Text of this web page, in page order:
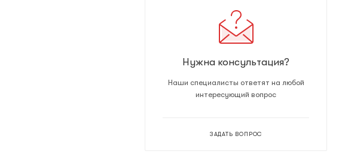
Нужна консультация?
Наши специалисты ответят на любой
интересующий вопрос
ЗАДАТЬ ВОПРОС